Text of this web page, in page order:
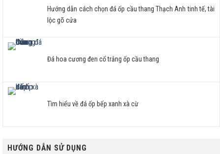
Hướng dẫn cách chọn đá ốp cầu thang Thạch Anh tinh tế, tài
lộc gõ cửa
Đá hoa cương đen cổ trắng ốp cầu thang
Tìm hiểu về đá ốp bếp xanh xà cừ
HƯỚNG DẪN SỬ DỤNG